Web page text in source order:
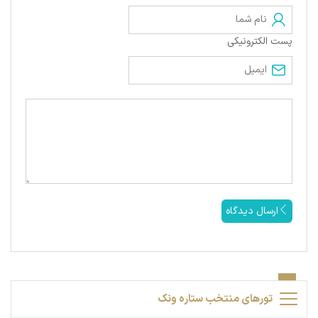
پست الکترونیکی
ارسال دیدگاه
تورهای منتخب ستاره ونک